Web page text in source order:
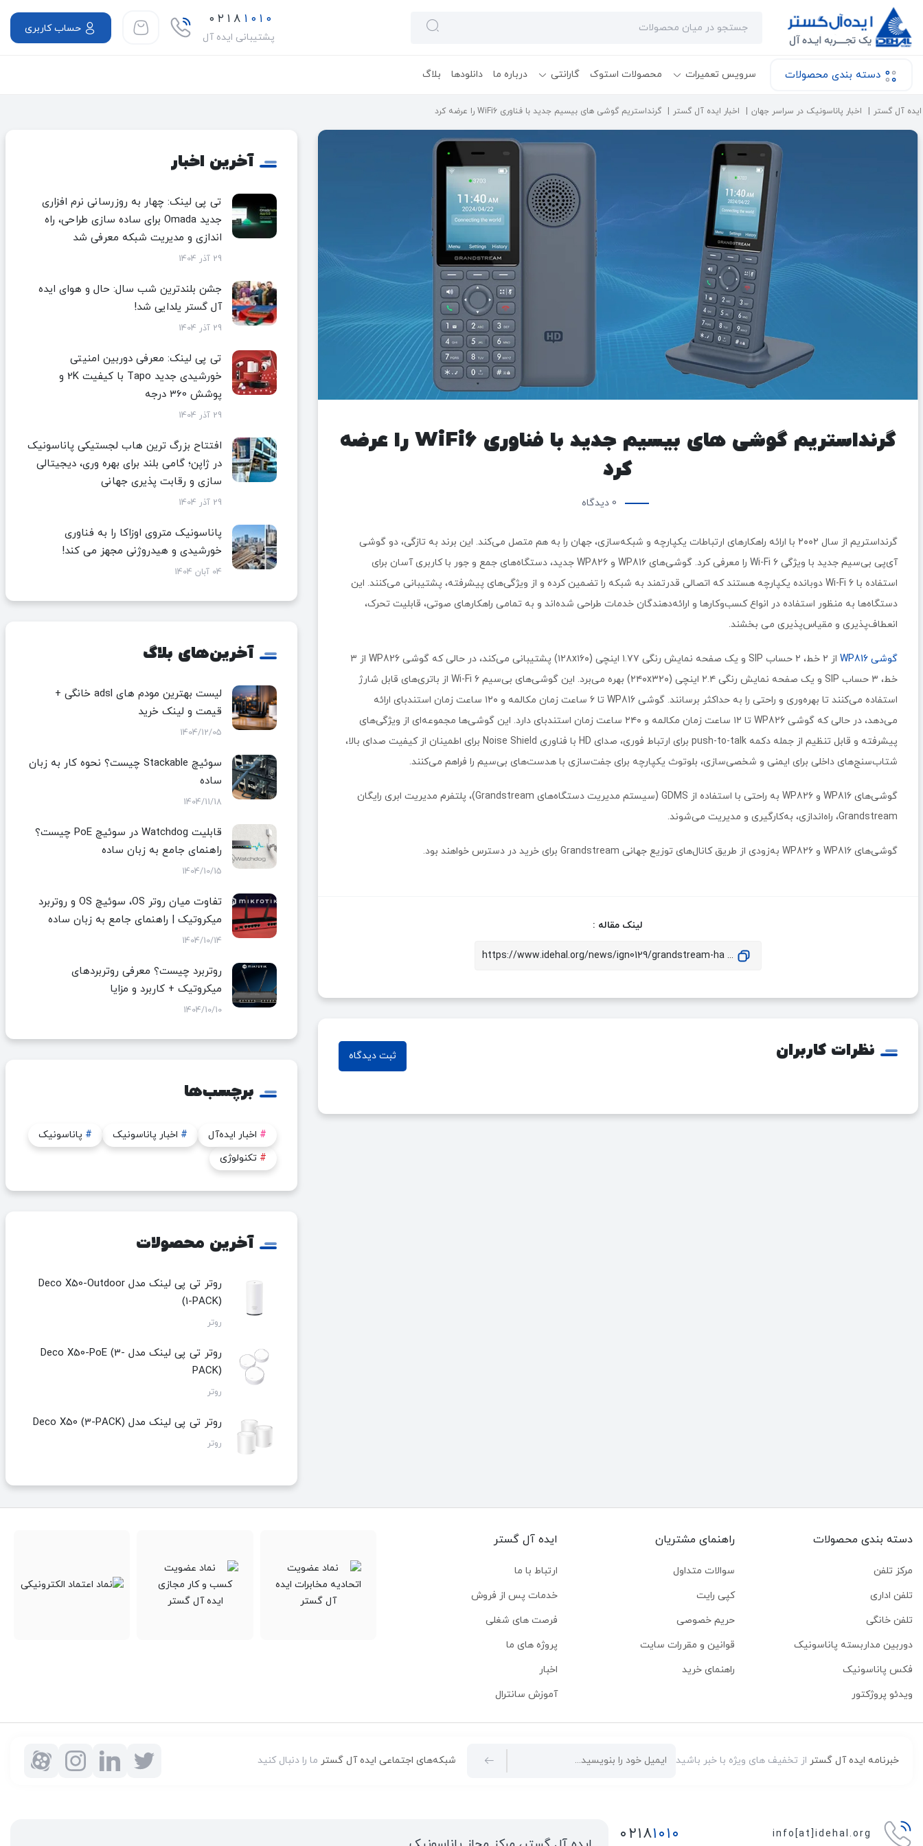
۰۲۱۸ ۱۰۱۰
پشتیبانی ایده آل
حساب کاربری
دسته بندی محصولات سرویس تعمیرات محصولات استوک گارانتی درباره ما دانلودها بلاگ
ایده آل گستر اخبار پاناسونیک در سراسر جهان اخبار ایده آل گستر گرنداستریم گوشی های بیسیم جدید با فناوری WiFi6 را عرضه کرد
گرنداستریم گوشی های بیسیم جدید با فناوری WiFi6 را عرضه
کرد
0 دیدگاه
گرنداستریم از سال ۲۰۰۲ با ارائه راهکارهای ارتباطات یکپارچه و شبکه‌سازی، جهان را به هم متصل می‌کند. این برند به تازگی، دو گوشی
آی‌پی بی‌سیم جدید با ویژگی Wi-Fi 6 را معرفی کرد. گوشی‌های WP816 و WP826 جدید، دستگاه‌های جمع و جور با کاربری آسان برای
استفاده با Wi-Fi 6 دوبانده یکپارچه هستند که اتصالی قدرتمند به شبکه را تضمین کرده و از ویژگی‌های پیشرفته، پشتیبانی می‌کنند. این
دستگاه‌ها به منظور استفاده در انواع کسب‌وکارها و ارائه‌دهندگان خدمات طراحی شده‌اند و به تمامی راهکارهای صوتی، قابلیت تحرک،
انعطاف‌پذیری و مقیاس‌پذیری می بخشند.
گوشی WP816
از ۲ خط، ۲ حساب SIP و یک صفحه نمایش رنگی ۱.۷۷ اینچی (۱۲۸x۱۶۰) پشتیبانی می‌کند، در حالی که گوشی WP826 از ۳
خط، ۳ حساب SIP و یک صفحه نمایش رنگی ۲.۴ اینچی (۲۴۰x۳۲۰) بهره می‌برد. این گوشی‌های بی‌سیم Wi-Fi 6 از باتری‌های قابل شارژ
استفاده می‌کنند تا بهره‌وری و راحتی را به حداکثر برسانند. گوشی WP816 تا ۶ ساعت زمان مکالمه و ۱۲۰ ساعت زمان استندبای ارائه
می‌دهد، در حالی که گوشی WP826 تا ۱۲ ساعت زمان مکالمه و ۲۴۰ ساعت زمان استندبای دارد. این گوشی‌ها مجموعه‌ای از ویژگی‌های
پیشرفته و قابل تنظیم از جمله دکمه push-to-talk برای ارتباط فوری، صدای HD با فناوری Noise Shield برای اطمینان از کیفیت صدای بالا،
شتاب‌سنج‌های داخلی برای ایمنی و شخصی‌سازی، بلوتوث یکپارچه برای جفت‌سازی با هدست‌های بی‌سیم را فراهم می‌کنند.
گوشی‌های WP816 و WP826 به راحتی با استفاده از GDMS (سیستم مدیریت دستگاه‌های Grandstream)، پلتفرم مدیریت ابری رایگان
Grandstream، راه‌اندازی، به‌کارگیری و مدیریت می‌شوند.
گوشی‌های WP816 و WP826 به‌زودی از طریق کانال‌های توزیع جهانی Grandstream برای خرید در دسترس خواهند بود.
لینک مقاله :
... https://www.idehal.org/news/ign0129/grandstream-ha
نظرات کاربران ثبت دیدگاه
آخرین اخبار
تی پی لینک: چهار به روزرسانی نرم افزاری
جدید Omada برای ساده سازی طراحی، راه
اندازی و مدیریت شبکه معرفی شد
29 آذر 1404
جشن بلندترین شب سال: حال و هوای ایده
آل گستر یلدایی شد!
29 آذر 1404
تی پی لینک: معرفی دوربین امنیتی
خورشیدی جدید Tapo با کیفیت 2K و
پوشش 360 درجه
29 آذر 1404
افتتاح بزرگ ترین هاب لجستیکی پاناسونیک
در ژاپن؛ گامی بلند برای بهره وری، دیجیتالی
سازی و رقابت پذیری جهانی
29 آذر 1404
پاناسونیک متروی اوزاکا را به فناوری
خورشیدی و هیدروژنی مجهز می کند!
04 آبان 1404
آخرین‌های بلاگ
لیست بهترین مودم های adsl خانگی +
قیمت و لینک خرید
1404/12/05
سوئیچ Stackable چیست؟ نحوه کار به زبان
ساده
1404/11/18
قابلیت Watchdog در سوئیچ PoE چیست؟
راهنمای جامع به زبان ساده
1404/10/15
تفاوت میان روتر OS، سوئیچ OS و روتربرد
میکروتیک | راهنمای جامع به زبان ساده
1404/10/14
روتربرد چیست؟ معرفی روتربردهای
میکروتیک + کاربرد و مزایا
1404/10/10
برچسب‌ها
# اخبار ایده‌آل # اخبار پاناسونیک # پاناسونیک
# تکنولوژی
آخرین محصولات
روتر تی پی لینک مدل Deco X50-Outdoor
(1-PACK)
روتر
روتر تی پی لینک مدل Deco X50-PoE (3-
PACK)
روتر
روتر تی پی لینک مدل Deco X50 (3-PACK)
روتر
دسته بندی محصولات
مرکز تلفن
تلفن اداری
تلفن خانگی
دوربین مداربسته پاناسونیک
فکس پاناسونیک
ویدئو پروژکتور
راهنمای مشتریان
سوالات متداول
کپی رایت
حریم خصوصی
قوانین و مقررات سایت
راهنمای خرید
ایده آل گستر
ارتباط با ما
خدمات پس از فروش
فرصت های شغلی
پروژه های ما
اخبار
آموزش سانترال
خبرنامه ایده آل گستر از تخفیف های ویژه با خبر باشید شبکه‌های اجتماعی ایده آل گستر ما را دنبال کنید
info[at]idehal.org ۰۲۱۸۱۰۱۰